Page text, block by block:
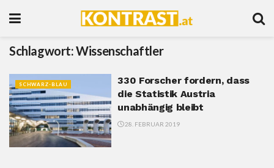
Schlagwort:Wissenschaftler
SCHWARZ-BLAU
330 Forscher fordern, dass
die Statistik Austria
unabhängig bleibt
28. FEBRUAR 2019